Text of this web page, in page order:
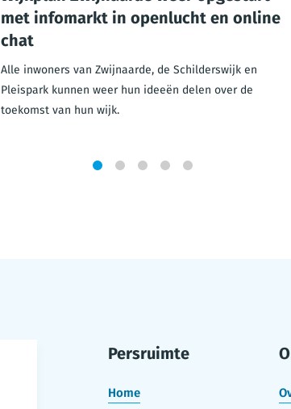
met infomarkt in openlucht en online
chat
Alle inwoners van Zwijnaarde, de Schilderswijk en
Pleispark kunnen weer hun ideeën delen over de
toekomst van hun wijk.
Persruimte
Home